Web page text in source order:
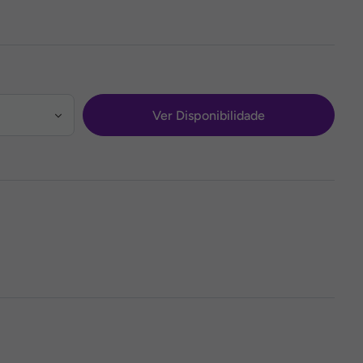
Ver Disponibilidade